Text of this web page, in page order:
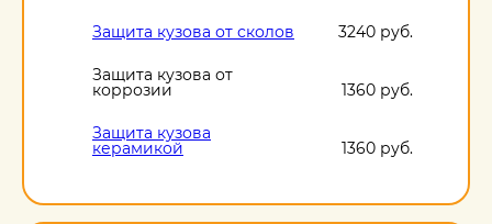
Защита кузова от сколов 3240 руб.
Защита кузова от
коррозии 1360 руб.
Защита кузова
керамикой 1360 руб.